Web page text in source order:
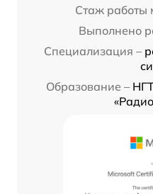
Стаж работы
Выполнено
Специализация –
Образование –